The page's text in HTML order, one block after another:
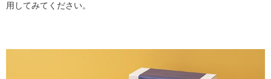
用してみてください。